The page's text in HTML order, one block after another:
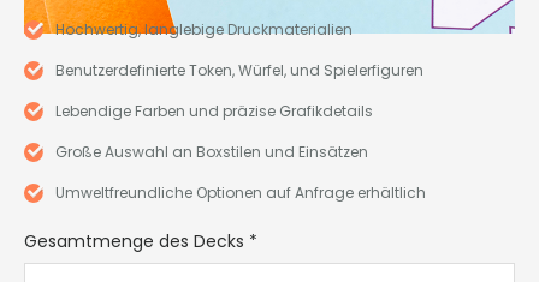
Hochwertig, langlebige Druckmaterialien
Benutzerdefinierte Token, Würfel, und Spielerfiguren
Lebendige Farben und präzise Grafikdetails
Große Auswahl an Boxstilen und Einsätzen
Umweltfreundliche Optionen auf Anfrage erhältlich
Gesamtmenge des Decks *